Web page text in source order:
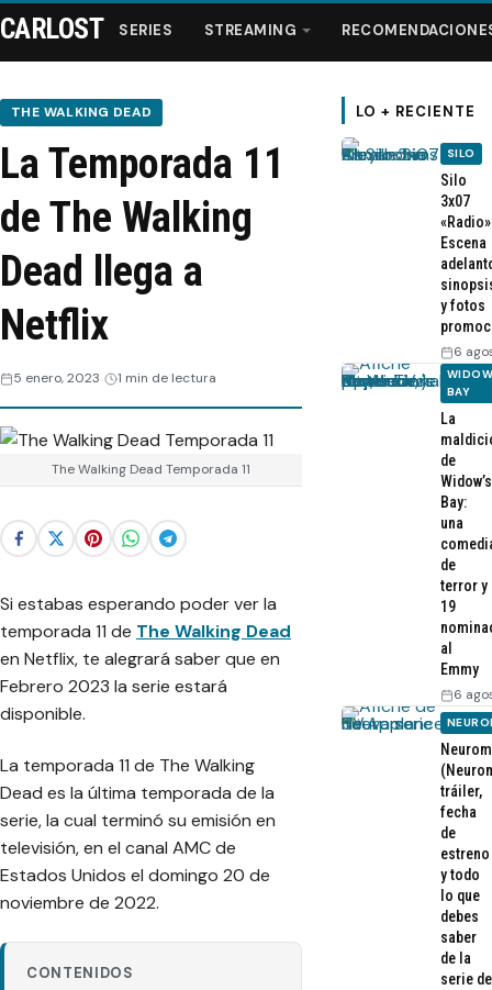
Series
Streaming
Recomendaciones
Webisodios
CARLOST SERIES STREAMING
THE WALKING DEAD
La Temporada 11
de The Walking
Dead llega a
Netflix
5 enero, 2023 1 min de lectura
The Walking Dead Temporada 11
Si estabas esperando poder ver la
temporada 11 de The Walking Dead
en Netflix, te alegrará saber que en
Febrero 2023 la serie estará
disponible.
La temporada 11 de The Walking
Dead es la última temporada de la
serie, la cual terminó su emisión en
televisión, en el canal AMC de
Estados Unidos el domingo 20 de
noviembre de 2022.
CONTENIDOS
LO + RECIENTE
SILO
Silo
3x07
Escena
y fotos
6
BAY
La
de
Widow’s
Bay:
una
de
terror y
19
al
Emmy
6
tráiler,
fecha
de
estreno
y todo
lo que
debes
saber
de la
serie de